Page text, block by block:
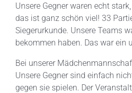
Unsere Gegner waren echt
das ist ganz schön viel! 33
Siegerurkunde. Unsere Teams
bekommen haben. Das war ein
Bei unserer
Unsere Gegner sind einfach
gegen sie spielen. Der